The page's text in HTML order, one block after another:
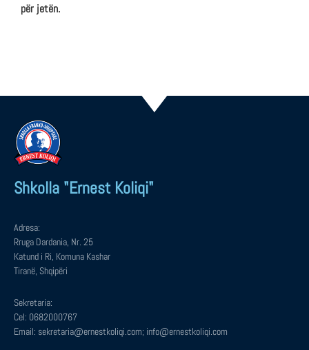
për jetën.
Shkolla "Ernest Koliqi"
Adresa:
Rruga Dardania, Nr. 25
Katund i Ri, Komuna Kashar
Tiranë, Shqipëri
Sekretaria:
Cel: 0682000767
Email: sekretaria@ernestkoliqi.com; info@ernestkoliqi.com